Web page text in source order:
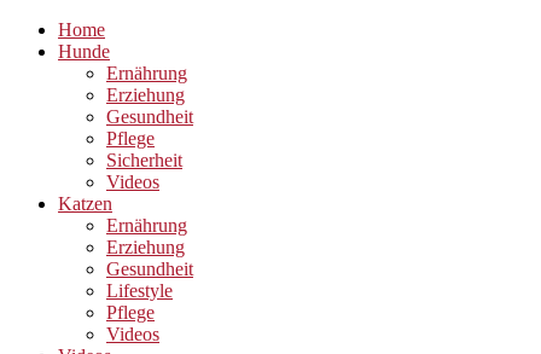
Home
Hunde
Ernährung
Erziehung
Gesundheit
Pflege
Sicherheit
Videos
Katzen
Ernährung
Erziehung
Gesundheit
Lifestyle
Pflege
Videos